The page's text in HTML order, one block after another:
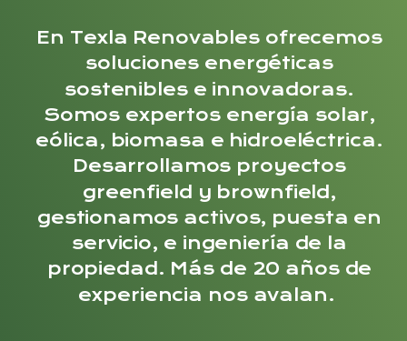
En Texla Renovables ofrecemos
soluciones energéticas
sostenibles e innovadoras.
Somos expertos energía solar,
eólica, biomasa e hidroeléctrica.
Desarrollamos proyectos
greenfield y brownfield,
gestionamos activos, puesta en
servicio, e ingeniería de la
propiedad. Más de 20 años de
experiencia nos avalan.